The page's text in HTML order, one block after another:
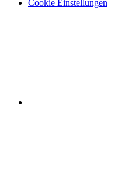
Cookie Einstellungen